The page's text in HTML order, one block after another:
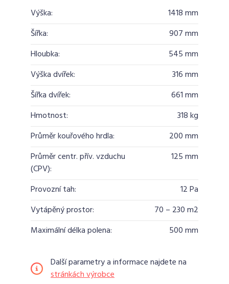
Výška:
1418 mm
Šířka:
907 mm
Hloubka:
545 mm
Výška dvířek:
316 mm
Šířka dvířek:
661 mm
Hmotnost:
318 kg
Průměr kouřového hrdla:
200 mm
Průměr centr. přív. vzduchu
(CPV):
125 mm
Provozní tah:
12 Pa
Vytápěný prostor:
70 – 230 m2
Maximální délka polena:
500 mm
Další parametry a informace najdete na
stránkách výrobce